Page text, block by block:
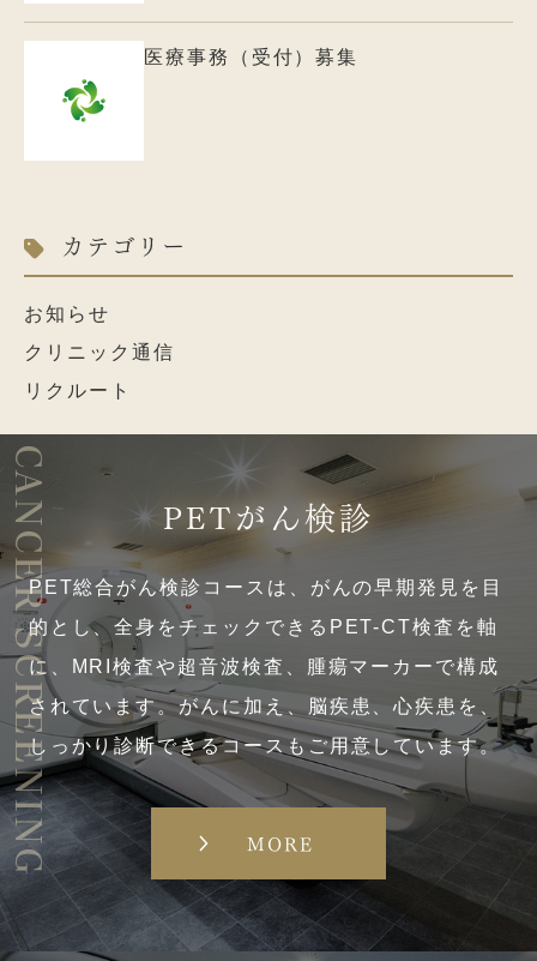
医療事務（受付）募集
カテゴリー
お知らせ
クリニック通信
リクルート
CANCER SCREENING PETがん検診
PET総合がん検診コースは、がんの早期発見を目
的とし、全身をチェックできるPET-CT検査を軸
に、MRI検査や超音波検査、腫瘍マーカーで構成
されています。がんに加え、脳疾患、心疾患を、
しっかり診断できるコースもご用意しています。
MORE